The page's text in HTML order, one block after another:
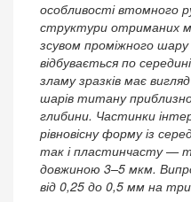
особливості втомного
структури отриманих
зсувом проміжного
відбувається по
зламу зразків має
шарів титану
глибини. Частинки
рівновісну форму із
так і пластинчасту —
довжиною 3–5 мкм.
від 0,25 до 0,5 мм на